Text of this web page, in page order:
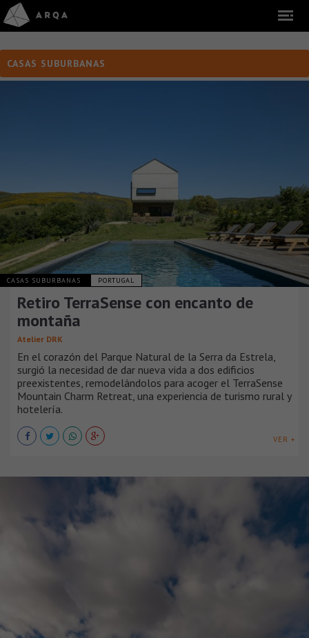
CASAS SUBURBANAS
CASAS SUBURBANAS PORTUGAL
Retiro TerraSense con encanto de
montaña
Atelier DRK
En el corazón del Parque Natural de la Serra da Estrela,
surgió la necesidad de dar nueva vida a dos edificios
preexistentes, remodelándolos para acoger el TerraSense
Mountain Charm Retreat, una experiencia de turismo rural y
hotelería.
VER +